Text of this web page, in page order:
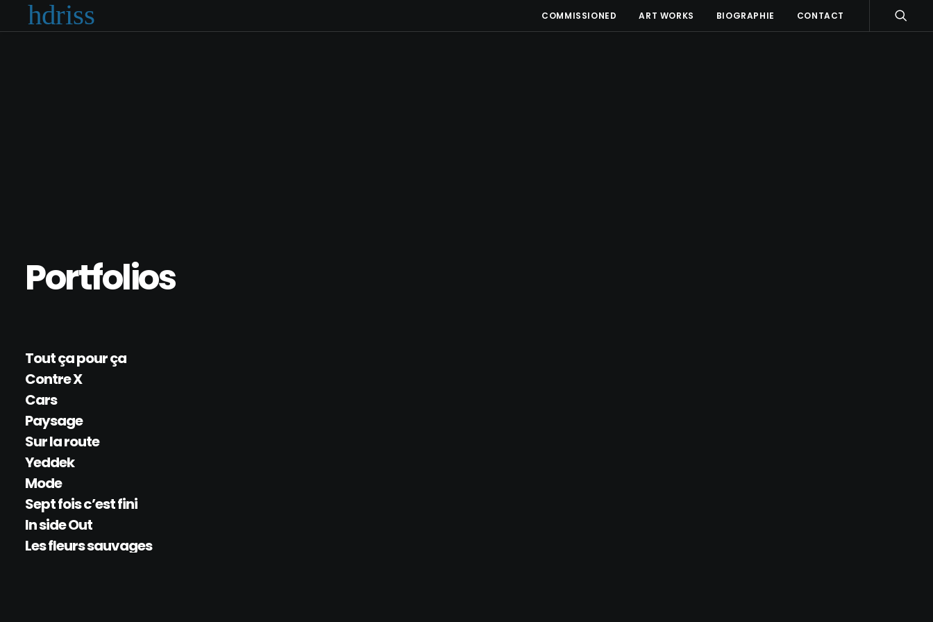
COMMISSIONED ART WORKS BIOGRAPHIE CONTACT
Portfolios
Tout ça pour ça
Contre X
Cars
Paysage
Sur la route
Yeddek
Mode
Sept fois c’est fini
In side Out
Les fleurs sauvages